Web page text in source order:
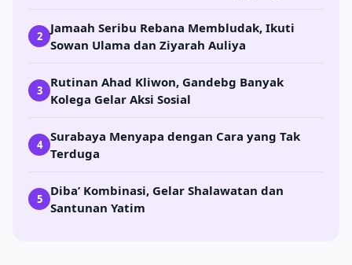
2
Jamaah Seribu Rebana Membludak, Ikuti
Sowan Ulama dan Ziyarah Auliya
3
Rutinan Ahad Kliwon, Gandebg Banyak
Kolega Gelar Aksi Sosial
4
Surabaya Menyapa dengan Cara yang Tak
Terduga
5
Diba’ Kombinasi, Gelar Shalawatan dan
Santunan Yatim